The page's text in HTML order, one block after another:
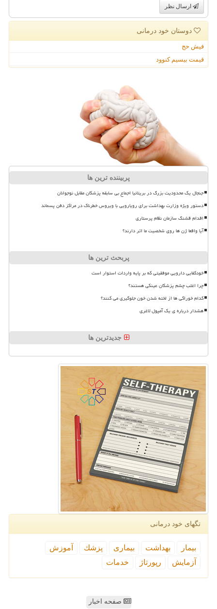
ارسال نظر
دوستان خود درمانی
فیش حج
قیمت بیسیم کنوود
پربیننده ترین ها
جنجال یک محدودیت بزرگ در بریتانیا اجماع بی سابقه پزشکان مقابل نوجوانان
دستور ویژه وزارت بهداشت برای رویارویی با ویروس خطرناک در مراکز دفن پسماند
اقدام قشنگ سازمان نظام پرستاری
آیا واقعا ژن ها روی شخصیت ما اثر دارند؟
پربحث ترین ها
خودکفایی دارویی موفقیتی که بر پایه واردات استوار است
چرا اغلب چشم پزشکان عینکی هستند؟
کدام خوراکی ها از لخته شدن خون جلوگیری می کنند؟
هشدار درباره ی یک آمپول لاغری
جدیدترین ها
تگهای خود درمانی
بیمار بهداشت بیماری پزشك
آموزش
آزمایش
رپورتاژ خدمات
صفحه اخبار